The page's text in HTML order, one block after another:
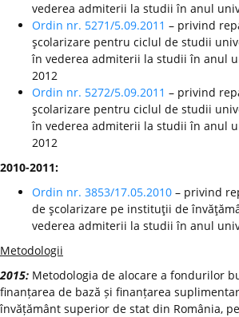
vederea admiterii la studii în anul
Ordin nr. 5271/5.09.2011 – privind
şcolarizare pentru ciclul de studii
în vederea admiterii la studii în anul
2012
Ordin nr. 5272/5.09.2011 – privind
şcolarizare pentru ciclul de studii
în vederea admiterii la studii în anul
2012
2010-2011:
Ordin nr. 3853/17.05.2010 – privind
de şcolarizare pe instituţii de
vederea admiterii la studii în anul
Metodologii
2015: Metodologia de alocare a fondurilor
finanțarea de bază și finanțarea
învățământ superior de stat din România,